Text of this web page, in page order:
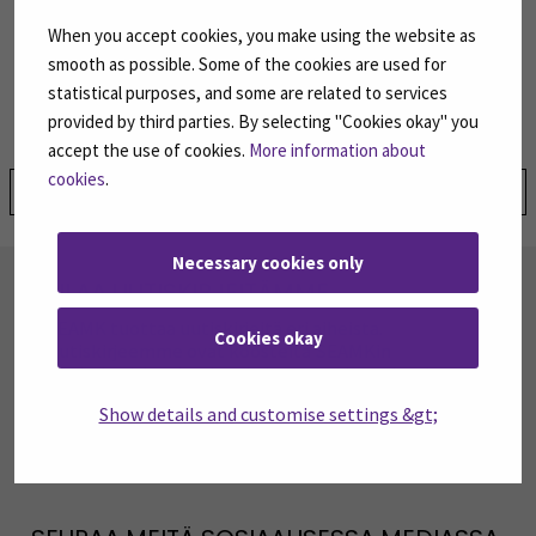
When you accept cookies, you make using the website as
smooth as possible. Some of the cookies are used for
statistical purposes, and some are related to services
provided by third parties. By selecting "Cookies okay" you
accept the use of cookies. More information about
cookies.
Necessary cookies only
Cookies okay
Show details and customise settings &gt;
Laurea.fi, Kiina-verkoston yhteistyöpäivät.
https://www.laurea.fi/ajankohtaista/uutiset/kiina-
verkoston-yhteistyopaivat-laureassa/
Jaa:
TILAA UUTISKIRJEITÄMME
SEAMK tuottaa uutiskirjeitä eri aiheista.
Uutiskirjeemme ovat koosteita SEAMKin
ajankohtaisista koulutuksista, tapahtumista ja